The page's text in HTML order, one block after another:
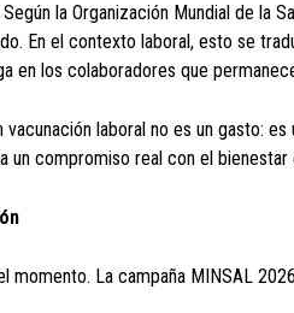
Según la Organización Mundial de la
En el contexto laboral, esto se
en los colaboradores que
vacunación laboral no es un gasto:
un compromiso real con el bienestar
momento. La campaña MINSAL